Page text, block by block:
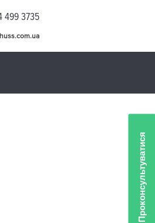
499 3735
Проконсультуватися